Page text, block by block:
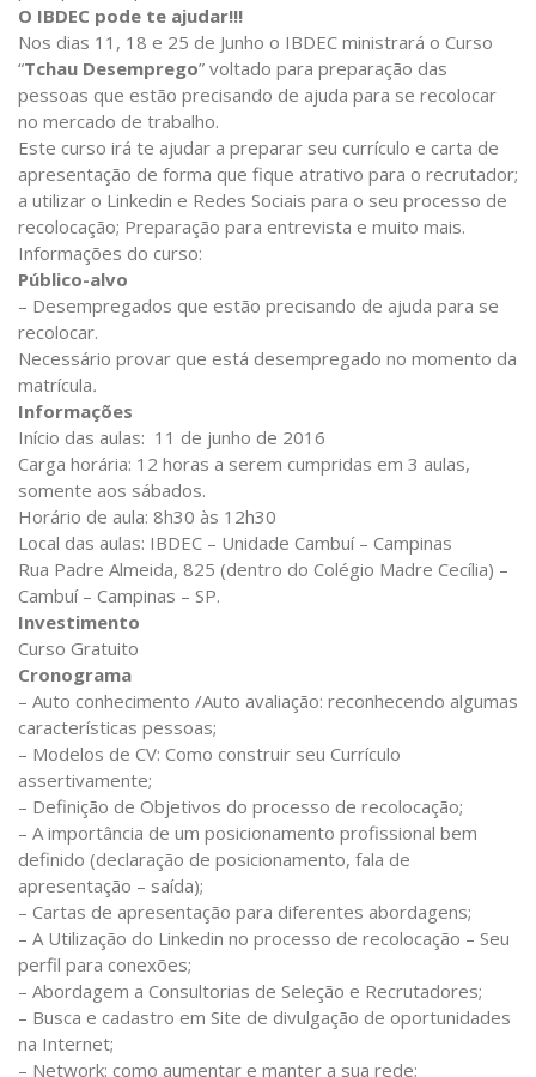
O IBDEC pode te ajudar!!!
Nos dias 11, 18 e 25 de Junho o IBDEC ministrará o Curso
“Tchau Desemprego” voltado para preparação das
pessoas que estão precisando de ajuda para se recolocar
no mercado de trabalho.
Este curso irá te ajudar a preparar seu currículo e carta de
apresentação de forma que fique atrativo para o recrutador;
a utilizar o Linkedin e Redes Sociais para o seu processo de
recolocação; Preparação para entrevista e muito mais.
Informações do curso:
Público-alvo
– Desempregados que estão precisando de ajuda para se
recolocar.
Necessário provar que está desempregado no momento da
matrícula.
Informações
Início das aulas: 11 de junho de 2016
Carga horária: 12 horas a serem cumpridas em 3 aulas,
somente aos sábados.
Horário de aula: 8h30 às 12h30
Local das aulas: IBDEC – Unidade Cambuí – Campinas
Rua Padre Almeida, 825 (dentro do Colégio Madre Cecília) –
Cambuí – Campinas – SP.
Investimento
Curso Gratuito
Cronograma
– Auto conhecimento /Auto avaliação: reconhecendo algumas
características pessoas;
– Modelos de CV: Como construir seu Currículo
assertivamente;
– Definição de Objetivos do processo de recolocação;
– A importância de um posicionamento profissional bem
definido (declaração de posicionamento, fala de
apresentação – saída);
– Cartas de apresentação para diferentes abordagens;
– A Utilização do Linkedin no processo de recolocação – Seu
perfil para conexões;
– Abordagem a Consultorias de Seleção e Recrutadores;
– Busca e cadastro em Site de divulgação de oportunidades
na Internet;
– Network: como aumentar e manter a sua rede;